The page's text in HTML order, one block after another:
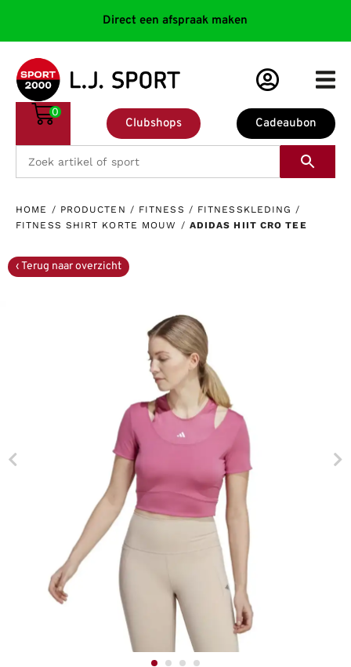
Direct een afspraak maken
Cadeaubon
Clubshops
0
HOME / PRODUCTEN / FITNESS / FITNESSKLEDING /
FITNESS SHIRT KORTE MOUW / ADIDAS HIIT CRO TEE